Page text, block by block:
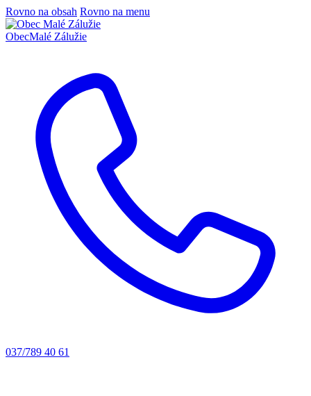
Rovno na obsah Rovno na menu
ObecMalé Zálužie
037/789 40 61